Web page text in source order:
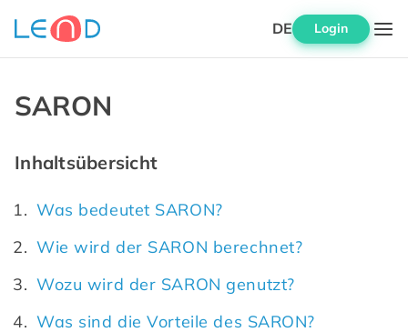
DE Login
SARON
Inhaltsübersicht
Was bedeutet SARON?
Wie wird der SARON berechnet?
Wozu wird der SARON genutzt?
Was sind die Vorteile des SARON?